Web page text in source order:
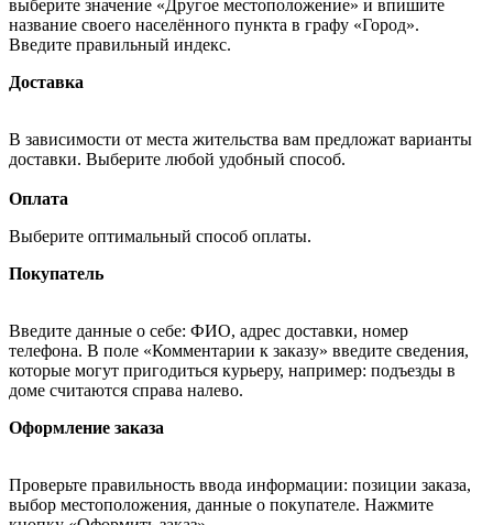
выберите значение «Другое местоположение» и впишите
название своего населённого пункта в графу «Город».
Введите правильный индекс.
Доставка
В зависимости от места жительства вам предложат варианты
доставки. Выберите любой удобный способ.
Оплата
Выберите оптимальный способ оплаты.
Покупатель
Введите данные о себе: ФИО, адрес доставки, номер
телефона. В поле «Комментарии к заказу» введите сведения,
которые могут пригодиться курьеру, например: подъезды в
доме считаются справа налево.
Оформление заказа
Проверьте правильность ввода информации: позиции заказа,
выбор местоположения, данные о покупателе. Нажмите